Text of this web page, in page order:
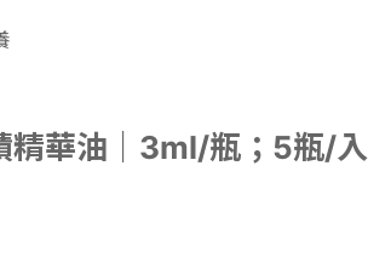
精華油｜3ml/瓶；5瓶/入